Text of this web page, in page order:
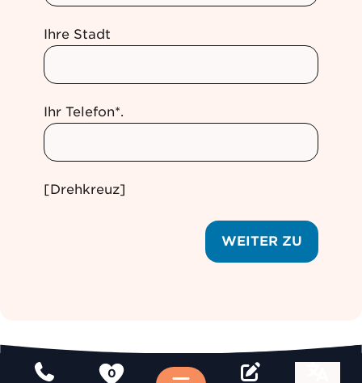
Ihre Stadt
Ihr Telefon*.
[Drehkreuz]
WEITER ZU
0